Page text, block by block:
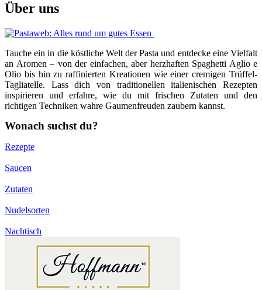
Über uns
Tauche ein in die köstliche Welt der Pasta und entdecke eine Vielfalt
an Aromen – von der einfachen, aber herzhaften Spaghetti Aglio e
Olio bis hin zu raffinierten Kreationen wie einer cremigen Trüffel-
Tagliatelle. Lass dich von traditionellen italienischen Rezepten
inspirieren und erfahre, wie du mit frischen Zutaten und den
richtigen Techniken wahre Gaumenfreuden zaubern kannst.
Wonach suchst du?
Rezepte
Saucen
Zutaten
Nudelsorten
Nachtisch